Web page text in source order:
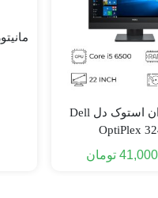
آل این وان استوک دل Dell
OptiPlex
تومان